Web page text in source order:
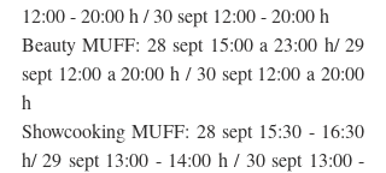
12:00 - 20:00 h / 30 sept 12:00 - 20:00 h
Beauty MUFF: 28 sept 15:00 a 23:00 h/ 29
sept 12:00 a 20:00 h / 30 sept 12:00 a 20:00
h
Showcooking MUFF: 28 sept 15:30 - 16:30
h/ 29 sept 13:00 - 14:00 h / 30 sept 13:00 -